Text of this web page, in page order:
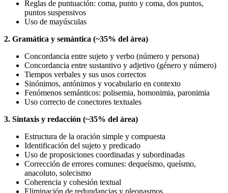
Reglas de puntuación: coma, punto y coma, dos puntos,
puntos suspensivos
Uso de mayúsculas
2. Gramática y semántica (~35% del área)
Concordancia entre sujeto y verbo (número y persona)
Concordancia entre sustantivo y adjetivo (género y número)
Tiempos verbales y sus usos correctos
Sinónimos, antónimos y vocabulario en contexto
Fenómenos semánticos: polisemia, homonimia, paronimia
Uso correcto de conectores textuales
3. Sintaxis y redacción (~35% del área)
Estructura de la oración simple y compuesta
Identificación del sujeto y predicado
Uso de proposiciones coordinadas y subordinadas
Corrección de errores comunes: dequeísmo, queísmo,
anacoluto, solecismo
Coherencia y cohesión textual